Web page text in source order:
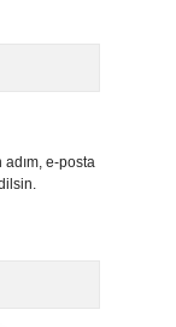
adım, e-posta